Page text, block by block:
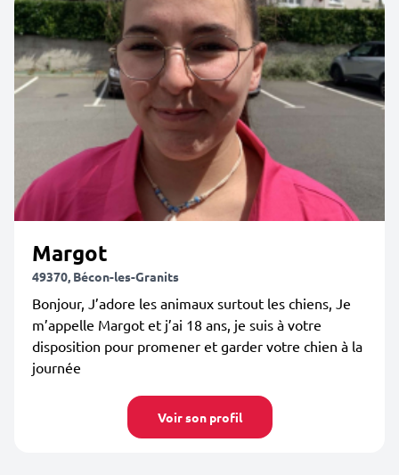
Margot
49370, Bécon-les-Granits
Bonjour, J’adore les animaux surtout les chiens, Je
m’appelle Margot et j’ai 18 ans, je suis à votre
disposition pour promener et garder votre chien à la
journée
Voir son profil